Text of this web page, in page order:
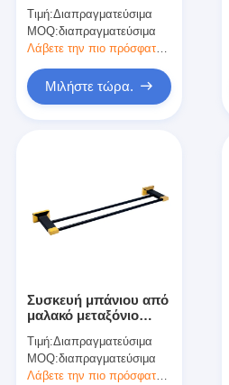
Κλειδωτήρας πόρτας αποθήκη
Βοηθητικό υλικό πορτών
Έξυπνη κλειδαριά ντουλαπιού
Μεταλλικές συρόμενες
υγειονομικά εμπορεύματα
Πίνακες ντους για μπάνιο
κάλυμμα πετσέτας
μπάνιου
Τιμή:Διαπραγματεύσιμα
MOQ:διαπραγματεύσιμα
Λάβετε την πιο πρόσφατη τιμή
Μιλήστε τώρα.
Συσκευή μπάνιου από
μαλακό μεταξόνιο
μπάνιου
Τιμή:Διαπραγματεύσιμα
MOQ:διαπραγματεύσιμα
Λάβετε την πιο πρόσφατη τιμή